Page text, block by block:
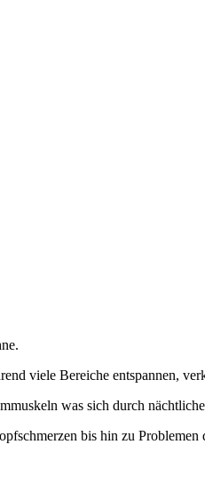
viele Bereiche entspannen,
was sich durch
bis hin zu Problemen